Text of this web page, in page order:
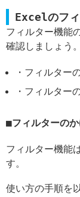
Excelのフィ
フィルター機能
確認しましょう。
・フィルター
・フィルター
フィルターの
フィルター機能
す。
使い方の手順を